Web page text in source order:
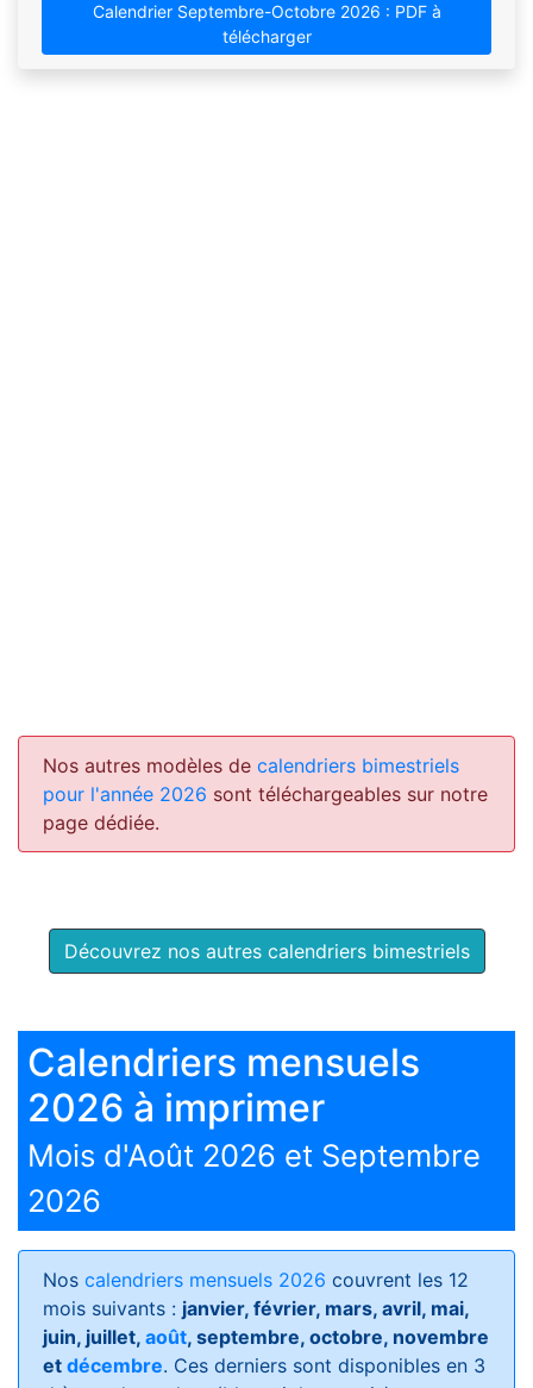
Calendrier Septembre-Octobre 2026 : PDF à
télécharger
Nos autres modèles de calendriers bimestriels
pour l'année 2026 sont téléchargeables sur notre
page dédiée.
Découvrez nos autres calendriers bimestriels
Calendriers mensuels
2026 à imprimer
Mois d'Août 2026 et Septembre
2026
Nos calendriers mensuels 2026 couvrent les 12
mois suivants : janvier, février, mars, avril, mai,
juin, juillet, août, septembre, octobre, novembre
et décembre. Ces derniers sont disponibles en 3